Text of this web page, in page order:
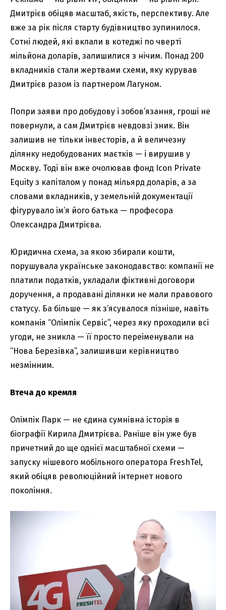
Дмитрієв обіцяв масштаб, якість, перспективу. Але
вже за рік після старту будівництво зупинилося.
Сотні людей, які вклали в котеджі по чверті
мільйона доларів, залишилися з нічим. Понад 200
вкладників стали жертвами схеми, яку курував
Дмитрієв разом із партнером Лагуном.
Попри заяви про добудову і зобов’язання, гроші не
повернули, а сам Дмитрієв невдовзі зник. Він
залишив не тільки інвесторів, а й величезну
ділянку недобудованих маєтків — і вирушив у
Москву. Тоді він вже очолював фонд Icon Private
Equity з капіталом у понад мільярд доларів, а за
словами вкладників, у земельній документації
фігурувало ім’я його батька — професора
Олександра Дмитрієва.
Юридична схема, за якою збирали кошти,
порушувала українське законодавство: компанії не
платили податків, укладали фіктивні договори
доручення, а продавані ділянки не мали правового
статусу. Ба більше — як з’ясувалося пізніше, навіть
компанія “Олімпік Сервіс”, через яку проходили всі
угоди, не зникла — її просто переіменували на
“Нова Березівка”, залишивши керівництво
незмінним.
Втеча до кремля
Олімпік Парк — не єдина сумнівна історія в
біографії Кирила Дмитрієва. Раніше він уже був
причетний до ще однієї масштабної схеми —
запуску нішевого мобільного оператора FreshTel,
який обіцяв революційний інтернет нового
покоління.